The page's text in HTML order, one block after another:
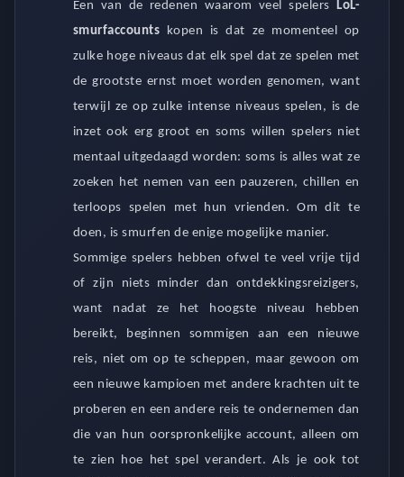
Een van de redenen waarom veel spelers
LoL-
smurfaccounts
kopen
is dat ze momenteel op
zulke hoge niveaus dat elk spel dat ze spelen met
de grootste ernst moet worden genomen, want
terwijl ze op zulke intense niveaus spelen, is de
inzet ook erg groot en soms willen spelers niet
mentaal uitgedaagd worden: soms is alles wat ze
zoeken het nemen van een pauzeren, chillen en
terloops spelen met hun vrienden. Om dit te
doen, is smurfen de enige mogelijke manier.
Sommige spelers hebben ofwel te veel vrije tijd
of zijn niets minder dan ontdekkingsreizigers,
want nadat ze het hoogste niveau hebben
bereikt, beginnen sommigen aan een nieuwe
reis, niet om op te scheppen, maar gewoon om
een ​​nieuwe kampioen met andere krachten uit te
proberen en een andere reis te ondernemen dan
die van hun oorspronkelijke account, alleen om
te zien hoe het spel verandert. Als je ook tot